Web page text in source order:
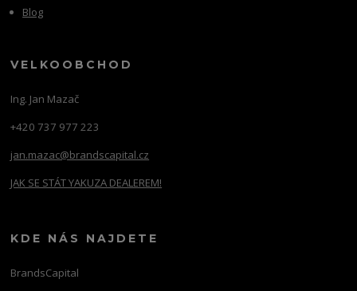
Blog
VELKOOBCHOD
Ing. Jan Mazač
+420 737 977 223
jan.mazac@brandscapital.cz
JAK SE STÁT YAKUZA DEALEREM!
KDE NÁS NAJDETE
BrandsCapital